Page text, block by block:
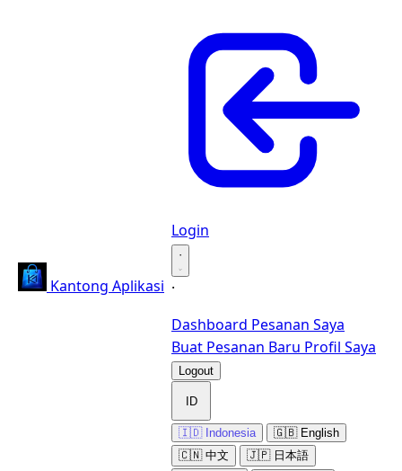
Kantong Aplikasi
Login
·
·
Dashboard Pesanan Saya
Buat Pesanan Baru Profil Saya
Logout
ID
🇮🇩 Indonesia
🇬🇧 English
🇨🇳 中文
🇯🇵 日本語